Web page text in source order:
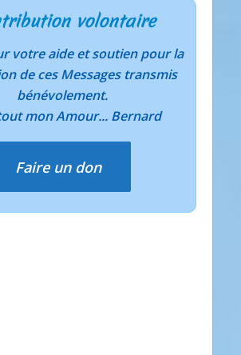
volontaire
votre aide et soutien pour la
de ces Messages transmis
bénévolement.
mon Amour... Bernard
Faire un don